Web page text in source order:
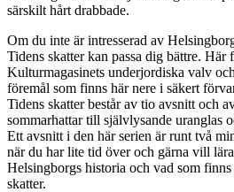
särskilt hårt drabbade.
Om du inte är intresserad av
Tidens skatter kan passa dig bättre. Här
Kulturmagasinets underjordiska valv
föremål som finns här nere i säkert
Tidens skatter består av tio avsnitt och
sommarhattar till självlysande uranglas
Ett avsnitt i den här serien är runt två
när du har lite tid över och gärna vill
Helsingborgs historia och vad som
skatter.